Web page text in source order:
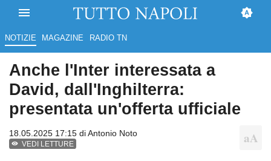
NOTIZIE MAGAZINE RADIO TN
Anche l'Inter interessata a
David, dall'Inghilterra:
presentata un'offerta ufficiale
18.05.2025 17:15 diAntonio Noto
VEDI LETTURE